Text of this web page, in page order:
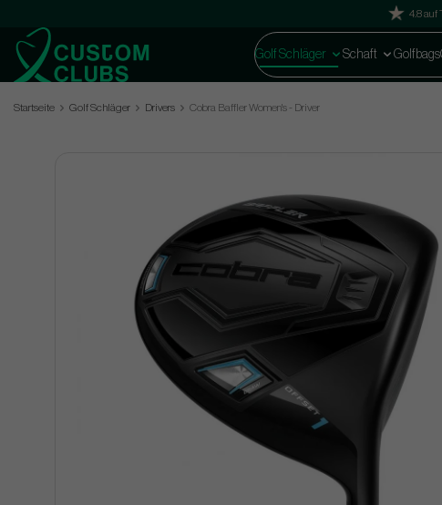
4.8 auf
Golf Schläger Schaft Golfbags
Startseite Golf Schläger Drivers Cobra Baffler Women's - Driver